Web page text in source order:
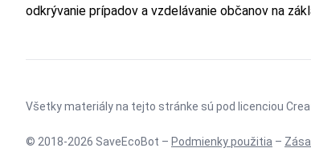
odkrývanie prípadov a vzdelávanie občanov na
Všetky materiály na tejto stránke sú pod licenciou
© 2018-2026 SaveEcoBot – Podmienky použitia –